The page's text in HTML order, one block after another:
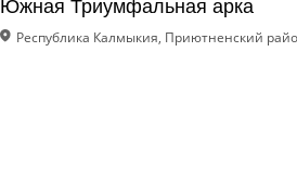
Южная Триумфальная арка
Республика Калмыкия, Приютненский